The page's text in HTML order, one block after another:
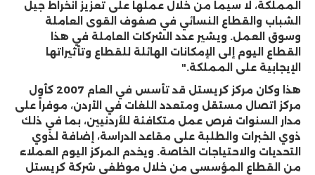
المملكة، لا سيما من خلال عملها على تعزيز انخراط جيل
الشباب والقطاع النسائي في صفوف القوى العاملة
وسوق العمل. ويشير عدد الشركات العاملة في هذا
القطاع اليوم إلى الإمكانات الهائلة للقطاع وتأثيراتها
الإيجابية على المملكة."
هذا وكان مركز كريستل قد تأسس في العام 2007 كأول
مركز اتصال مستقل ومتعدد اللغات في الأردن، موفراً على
مدار السنوات فرص عمل متكافئة للأردنيين، بما في ذلك
ذوي الخبرات والطلبة على مقاعد الدراسة، إضافة لذوي
التحديات والاحتياجات الخاصة. ويخدم المركز اليوم العملاء
من القطاع المؤسسي من خلال موظفي شركة كريستل